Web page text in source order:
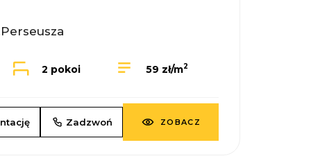
2 pokoi 59 zł/m2
Zadzwoń ZOBACZ